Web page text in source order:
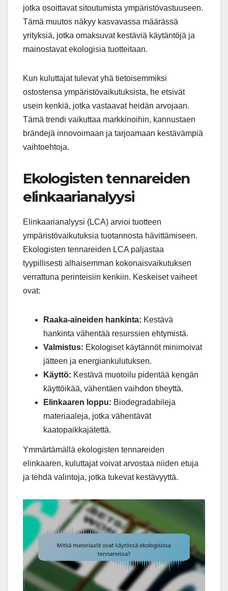
jotka osoittavat sitoutumista ympäristövastuuseen.
Tämä muutos näkyy kasvavassa määrässä
yrityksiä, jotka omaksuvat kestäviä käytäntöjä ja
mainostavat ekologisia tuotteitaan.
Kun kuluttajat tulevat yhä tietoisemmiksi
ostostensa ympäristövaikutuksista, he etsivät
usein kenkiä, jotka vastaavat heidän arvojaan.
Tämä trendi vaikuttaa markkinoihin, kannustaen
brändejä innovoimaan ja tarjoamaan kestävämpiä
vaihtoehtoja.
Ekologisten tennareiden
elinkaarianalyysi
Elinkaarianalyysi (LCA) arvioi tuotteen
ympäristövaikutuksia tuotannosta hävittämiseen.
Ekologisten tennareiden LCA paljastaa
tyypillisesti alhaisemman kokonaisvaikutuksen
verrattuna perinteisiin kenkiin. Keskeiset vaiheet
ovat:
Raaka-aineiden hankinta: Kestävä
hankinta vähentää resurssien ehtymistä.
Valmistus: Ekologiset käytännöt minimoivat
jätteen ja energiankulutuksen.
Käyttö: Kestävä muotoilu pidentää kengän
käyttöikää, vähentäen vaihdon tiheyttä.
Elinkaaren loppu: Biodegradabileja
materiaaleja, jotka vähentävät
kaatopaikkajätettä.
Ymmärtämällä ekologisten tennareiden
elinkaaren, kuluttajat voivat arvostaa niiden etuja
ja tehdä valintoja, jotka tukevat kestävyyttä.